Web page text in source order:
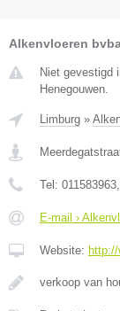
Alkenvloeren
Niet gevestigd
Henegouwen.
Limburg »
Tel: 011583963
E-mail ›
Website:
verkoop van